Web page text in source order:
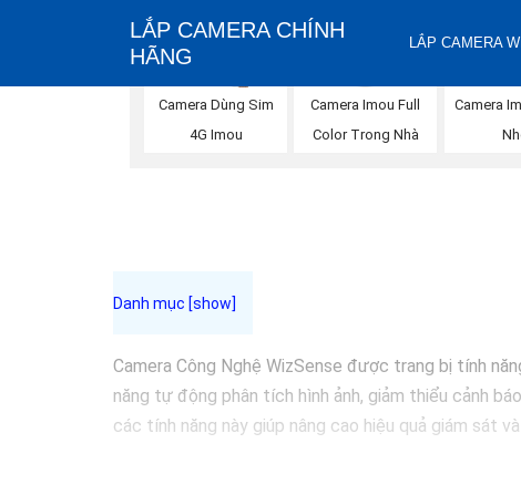
LẮP CAMERA CHÍNH
HÃNG
LẮP CAMERA
Camera Dùng Sim
4G Imou
Camera Imou Full
Color Trong Nhà
Camera
Camera Công Nghệ WizSense được trang bị tính
năng tự động phân tích hình ảnh, giảm thiểu cảnh
các tính năng này giúp nâng cao hiệu quả giám sát